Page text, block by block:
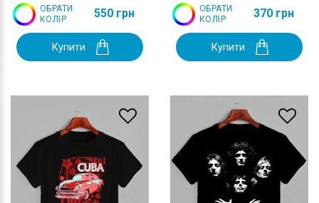
ОБРАТИ
КОЛІР
550 грн
Купити
ОБРАТИ
КОЛІР
370 грн
Купити